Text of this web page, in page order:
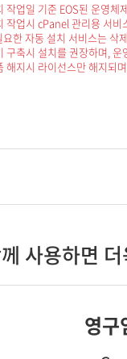
작업일 기준 EOS된 운영체
작업시 cPanel 관리용 서비
한 자동 설치 서비스는 삭
구축시 설치를 권장하며, 운
해지시 라이선스만 해지되
사용하면
영구